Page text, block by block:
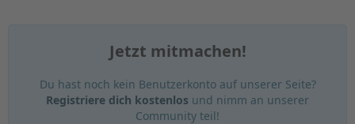
Jetzt mitmachen!
Du hast noch kein Benutzerkonto auf unserer Seite?
Registriere dich kostenlos und nimm an unserer
Community teil!